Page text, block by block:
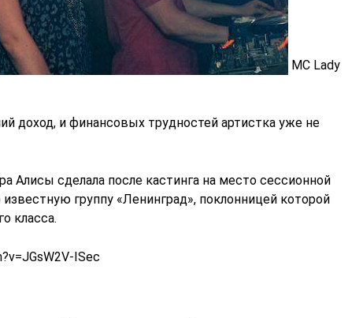
MC Lady
доход, и финансовых трудностей артистка уже не
Алисы сделала после кастинга на место сессионной
группу «Ленинград», поклонницей которой
класса.
ISec